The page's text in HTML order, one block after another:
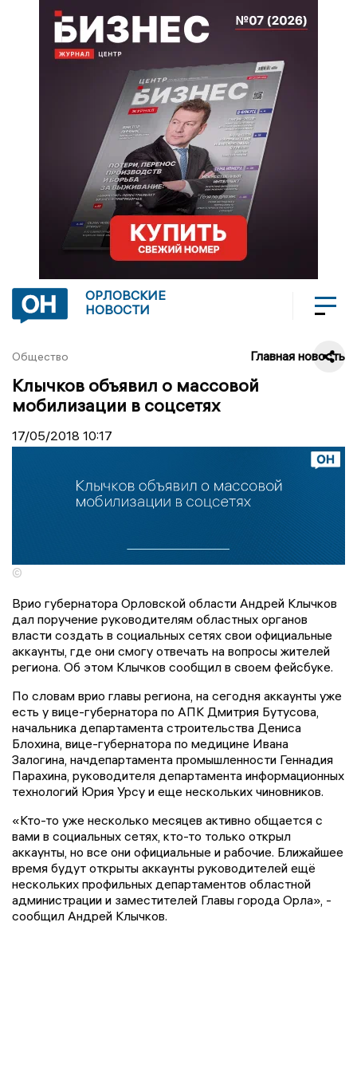
ОРЛОВСКИЕ
НОВОСТИ
Общество Главная новость
Клычков объявил о массовой
мобилизации в соцсетях
17/05/2018 10:17
©
Врио губернатора Орловской области Андрей Клычков
дал поручение руководителям областных органов
власти создать в социальных сетях свои официальные
аккаунты, где они смогу отвечать на вопросы жителей
региона. Об этом Клычков сообщил в своем фейсбуке.
По словам врио главы региона, на сегодня аккаунты уже
есть у вице-губернатора по АПК Дмитрия Бутусова,
начальника департамента строительства Дениса
Блохина, вице-губернатора по медицине Ивана
Залогина, начдепартамента промышленности Геннадия
Парахина, руководителя департамента информационных
технологий Юрия Урсу и еще нескольких чиновников.
«Кто-то уже несколько месяцев активно общается с
вами в социальных сетях, кто-то только открыл
аккаунты, но все они официальные и рабочие. Ближайшее
время будут открыты аккаунты руководителей ещё
нескольких профильных департаментов областной
администрации и заместителей Главы города Орла», -
сообщил Андрей Клычков.